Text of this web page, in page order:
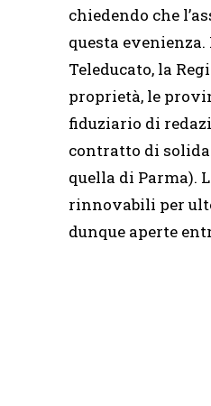
chiedendo che
questa
Teleducato, la
proprietà, le
fiduziario di
contratto di
quella di Parma).
rinnovabili per
dunque aperte